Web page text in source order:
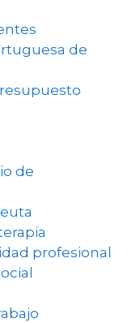
de
de
profesional